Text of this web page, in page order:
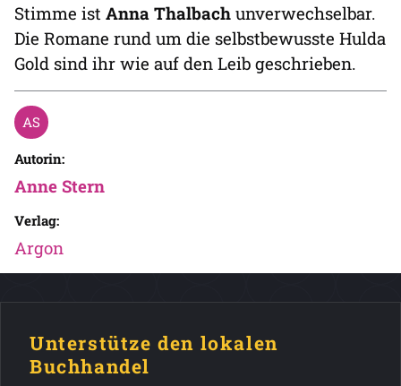
Stimme ist Anna Thalbach unverwechselbar.
Die Romane rund um die selbstbewusste Hulda
Gold sind ihr wie auf den Leib geschrieben.
Autorin:
Anne Stern
Verlag:
Argon
Unterstütze den lokalen
Buchhandel